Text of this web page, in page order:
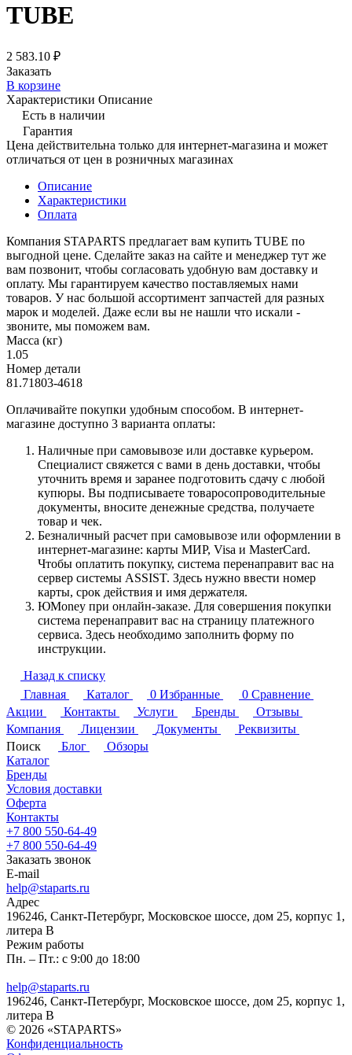
TUBE
2 583.10 ₽
Заказать
В корзине
Характеристики Описание
Есть в наличии
Гарантия
Цена действительна только для интернет-магазина и может
отличаться от цен в розничных магазинах
Описание
Характеристики
Оплата
Компания STAPARTS предлагает вам купить TUBE по
выгодной цене. Сделайте заказ на сайте и менеджер тут же
вам позвонит, чтобы согласовать удобную вам доставку и
оплату. Мы гарантируем качество поставляемых нами
товаров. У нас большой ассортимент запчастей для разных
марок и моделей. Даже если вы не нашли что искали -
звоните, мы поможем вам.
Масса (кг)
1.05
Номер детали
81.71803-4618
Оплачивайте покупки удобным способом. В интернет-
магазине доступно 3 варианта оплаты:
Наличные при самовывозе или доставке курьером.
Специалист свяжется с вами в день доставки, чтобы
уточнить время и заранее подготовить сдачу с любой
купюры. Вы подписываете товаросопроводительные
документы, вносите денежные средства, получаете
товар и чек.
Безналичный расчет при самовывозе или оформлении в
интернет-магазине: карты МИР, Visa и MasterCard.
Чтобы оплатить покупку, система перенаправит вас на
сервер системы ASSIST. Здесь нужно ввести номер
карты, срок действия и имя держателя.
ЮMoney при онлайн-заказе. Для совершения покупки
система перенаправит вас на страницу платежного
сервиса. Здесь необходимо заполнить форму по
инструкции.
Назад к списку
Главная
Каталог 0 Избранные 0 Сравнение
Акции
Контакты Услуги Бренды
Отзывы
Компания
Лицензии Документы
Реквизиты
Поиск
Блог
Обзоры
Каталог
Бренды
Условия доставки
Оферта
Контакты
+7 800 550-64-49
+7 800 550-64-49
Заказать звонок
E-mail
help@staparts.ru
Адрес
196246, Санкт-Петербург, Московское шоссе, дом 25, корпус 1,
литера В
Режим работы
Пн. – Пт.: с 9:00 до 18:00
help@staparts.ru
196246, Санкт-Петербург, Московское шоссе, дом 25, корпус 1,
литера В
© 2026 «STAPARTS»
Конфиденциальность